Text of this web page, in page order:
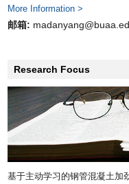
More Information >
邮箱:
Research Focus
基于主动学习的钢管混凝土加